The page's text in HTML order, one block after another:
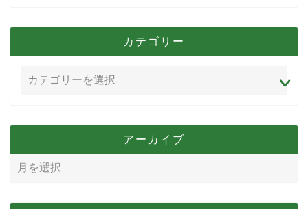
カテゴリー
アーカイブ